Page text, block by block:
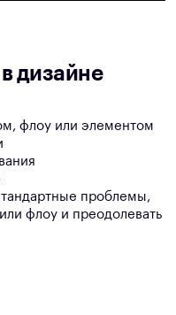
дизайне
флоу или элементом
проблемы,
флоу и преодолевать